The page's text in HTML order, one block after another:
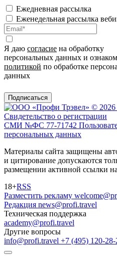
Ежедневная рассылка
Еженедельная рассылка
Я даю согласие на обработку
персональных данных и
политикой по обработке
данных
Подписаться
©
Свидетельство о регистрации
СМИ №ФС 77-71742
персональных данных
Материалы сайта защищены
и цитирование допускаются
размещении активной ссылки
18+RSS
Разместить рекламу
Редакция news@profi.travel
Техническая поддержка
academy@profi.travel
Другие вопросы
info@profi.travel +7 (495) 120-28-